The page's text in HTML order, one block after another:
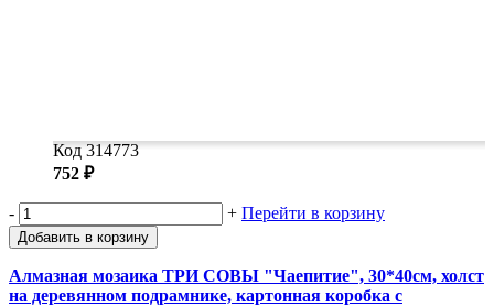
Код 314773
752 ₽
- + Перейти в корзину
Добавить в корзину
Алмазная мозаика ТРИ СОВЫ "Чаепитие", 30*40см, холст
на деревянном подрамнике, картонная коробка с